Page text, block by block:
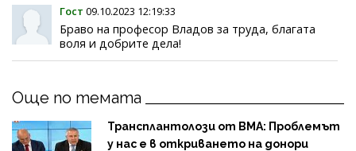
Гост 09.10.2023 12:19:33
Браво на професор Владов за труда, благата
воля и добрите дела!
Още по темата
Трансплантолози от ВМА: Проблемът
у нас е в откриването на донори